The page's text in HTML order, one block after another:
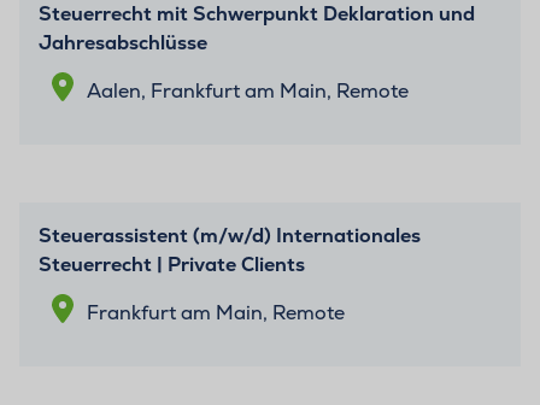
Steuerrecht mit Schwerpunkt Deklaration und
Jahresabschlüsse
Aalen, Frankfurt am Main, Remote
Steuerassistent (m/w/d) Internationales
Steuerrecht | Private Clients
Frankfurt am Main, Remote